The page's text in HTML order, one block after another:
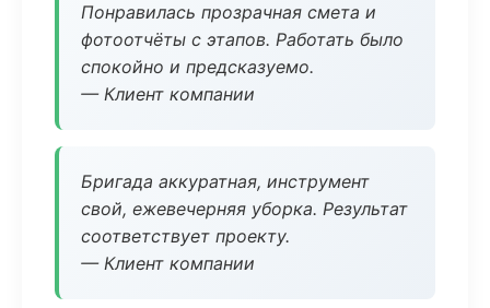
Понравилась прозрачная смета и
фотоотчёты с этапов. Работать было
спокойно и предсказуемо.
— Клиент компании
Бригада аккуратная, инструмент
свой, ежевечерняя уборка. Результат
соответствует проекту.
— Клиент компании